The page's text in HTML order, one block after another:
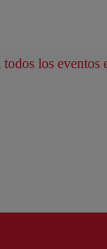
todos los eventos